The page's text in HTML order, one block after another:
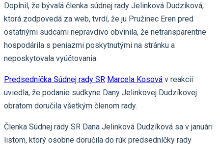
Doplnil, že bývalá členka súdnej rady Jelinková Dudzíková,
ktorá zodpovedá za web, tvrdí, že ju Pružinec Eren pred
ostatnými sudcami nepravdivo obvinila, že netransparentne
hospodárila s peniazmi poskytnutými na stránku a
neposkytovala vyúčtovania.
Predsedníčka Súdnej rady SR Marcela Kosová v reakcii
uviedla, že podanie sudkyne Dany Jelinkovej Dudzíkovej
obratom doručila všetkým členom rady.
Členka Súdnej rady SR Dana Jelinková Dudzíková sa v januári
listom, ktorý osobne doručila do rúk predsedníčky rady